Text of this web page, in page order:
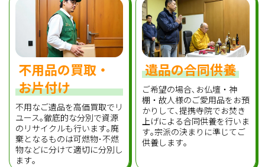
不用品の買取・
お片付け
不用なご遺品を高価買取でリ
ユース｡徹底的な分別で資源
のリサイクルも行います｡廃
棄となるものは可燃物･不燃
物などに分けて適切に分別し
ます｡
遺品の合同供養
ご希望の場合､お仏壇・神
棚・故人様のご愛用品をお預
かりして､提携寺院でお焚き
上げによる合同供養を行いま
す｡宗派の決まりに準じてご
供養します｡